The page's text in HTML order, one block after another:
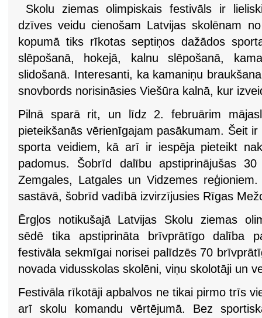
Skolu ziemas olimpiskais festivāls ir
dzīves veidu cienošam Latvijas skolēnam
kopumā tiks rīkotas septiņos dažādos
slēpošanā, hokejā, kalnu slēpošanā,
slidošanā. Interesanti, ka kamaniņu
snovbords norisināsies Viešūra kalnā, kur
Pilnā sparā rit, un līdz 2. februārim
pieteikšanās vērienīgajam pasākumam. Šeit
sporta veidiem, kā arī ir iespēja pieteikt
padomus. Šobrīd dalību apstiprinājušas
Zemgales, Latgales un Vidzemes
sastāvā, šobrīd vadībā izvirzījusies Rīgas
Ērgļos notikušajā Latvijas Skolu ziemas
sēdē tika apstiprināta brīvprātīgo dalība
festivāla sekmīgai norisei palīdzēs 70
novada vidusskolas skolēni, viņu skolotāji un
Festivāla rīkotāji apbalvos ne tikai pirmo trīs
arī skolu komandu vērtējumā. Bez